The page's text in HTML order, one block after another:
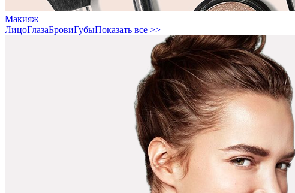
Макияж
ЛицоГлазаБровиГубыПоказать все >>